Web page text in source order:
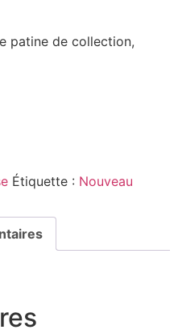
patine de collection,
Étiquette : Nouveau